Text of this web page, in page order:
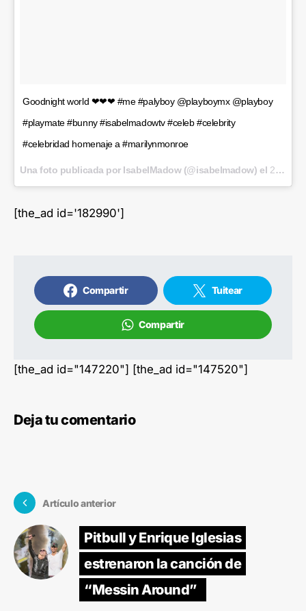
Goodnight world ❤❤❤ #me #palyboy @playboymx @playboy
#playmate #bunny #isabelmadowtv #celeb #celebrity
#celebridad homenaje a #marilynmonroe
Una foto publicada por IsabelMadow (@isabelmadow) el 28 de Feb de 2016 a la(s) 9:56 PST
[the_ad id='182990']
Compartir Tuitear
Compartir
[the_ad id="147220"] [the_ad id="147520"]
Deja tu comentario
Artículo anterior
Pitbull y Enrique Iglesias
estrenaron la canción de
“Messin Around”